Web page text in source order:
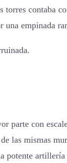
contaba
una empinada
parte con
las mismas
potente